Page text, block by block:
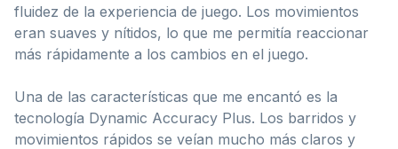
fluidez de la experiencia de juego. Los movimientos
eran suaves y nítidos, lo que me permitía reaccionar
más rápidamente a los cambios en el juego.
Una de las características que me encantó es la
tecnología Dynamic Accuracy Plus. Los barridos y
movimientos rápidos se veían mucho más claros y